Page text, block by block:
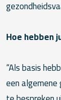
Hoe hebben
“Als basis
een